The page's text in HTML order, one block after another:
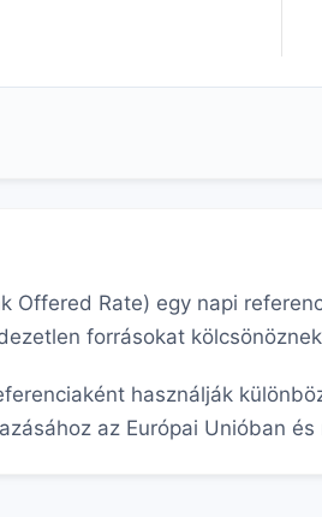
Offered Rate) egy napi
forrásokat
használják
az Európai Unióban